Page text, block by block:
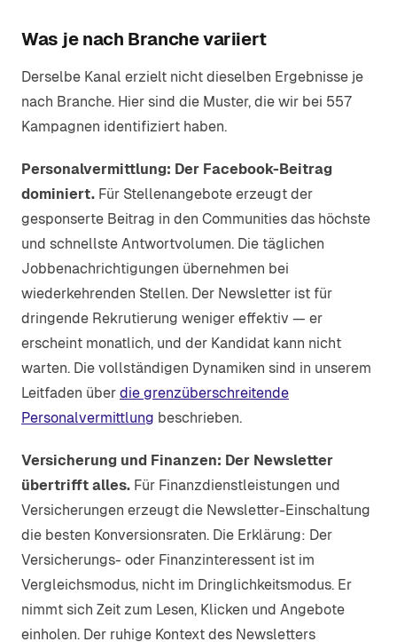
Was je nach Branche variiert
Derselbe Kanal erzielt nicht dieselben Ergebnisse je
nach Branche. Hier sind die Muster, die wir bei 557
Kampagnen identifiziert haben.
Personalvermittlung: Der Facebook-Beitrag
dominiert. Für Stellenangebote erzeugt der
gesponserte Beitrag in den Communities das höchste
und schnellste Antwortvolumen. Die täglichen
Jobbenachrichtigungen übernehmen bei
wiederkehrenden Stellen. Der Newsletter ist für
dringende Rekrutierung weniger effektiv — er
erscheint monatlich, und der Kandidat kann nicht
warten. Die vollständigen Dynamiken sind in unserem
Leitfaden über die grenzüberschreitende
Personalvermittlung beschrieben.
Versicherung und Finanzen: Der Newsletter
übertrifft alles. Für Finanzdienstleistungen und
Versicherungen erzeugt die Newsletter-Einschaltung
die besten Konversionsraten. Die Erklärung: Der
Versicherungs- oder Finanzinteressent ist im
Vergleichsmodus, nicht im Dringlichkeitsmodus. Er
nimmt sich Zeit zum Lesen, Klicken und Angebote
einholen. Der ruhige Kontext des Newsletters